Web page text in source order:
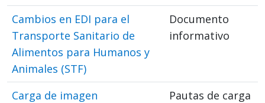
Cambios en EDI para el
Transporte Sanitario de
Alimentos para Humanos y
Animales (STF)
Documento
informativo
Carga de imagen
Pautas de carga